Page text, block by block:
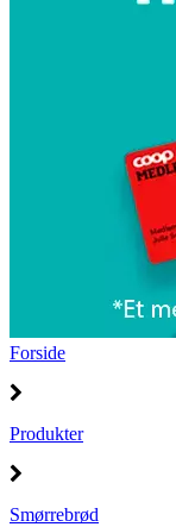
Forside
Produkter
Smørrebrød